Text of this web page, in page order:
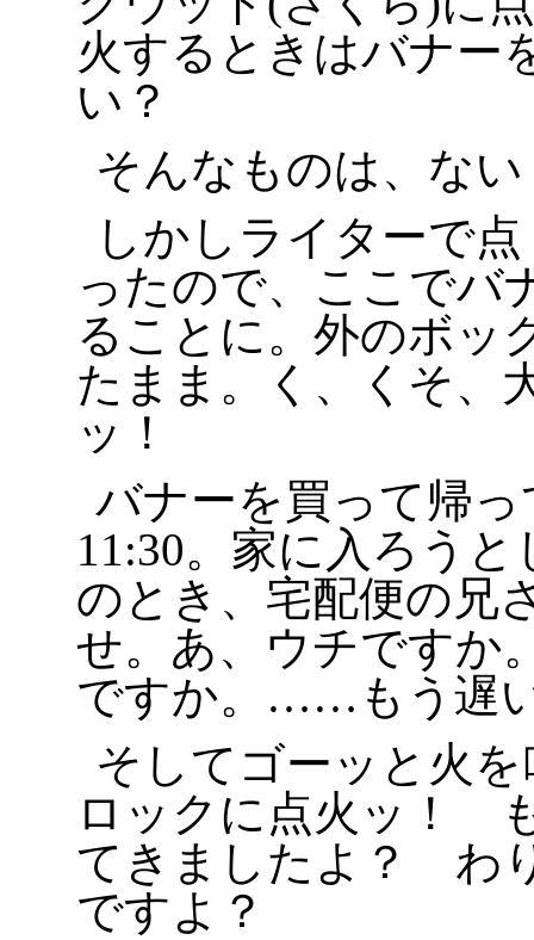
火するときはバナー
い？
そんなものは、ない
しかしライターで
ったので、ここでバ
ることに。外のボッ
たまま。く、くそ、
ッ！
バナーを買って帰
11:30。家に入ろう
のとき、宅配便の兄
せ。あ、ウチですか
ですか。……もう遅
そしてゴーッと火
ロックに点火ッ！
てきましたよ？ わ
ですよ？